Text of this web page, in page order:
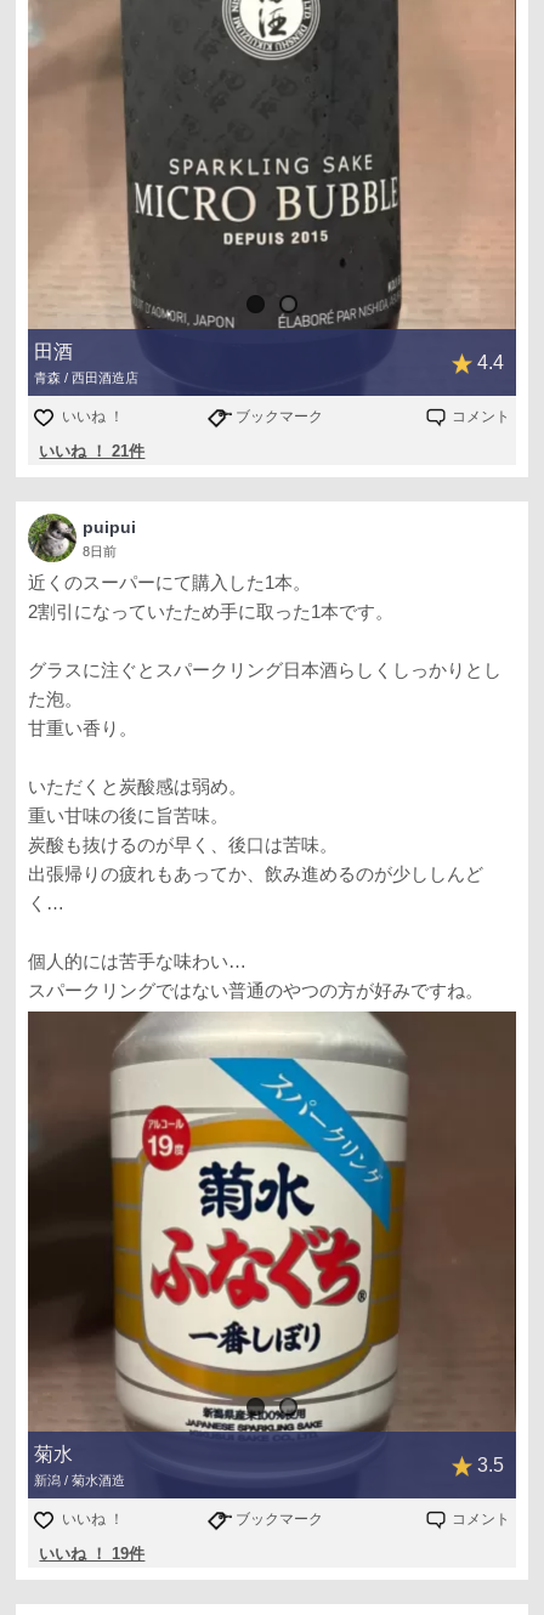
田酒
青森 / 西田酒造店
4.4
いいね ！ ブックマーク コメント
いいね ！ 21件
puipui
8日前
近くのスーパーにて購入した1本。
2割引になっていたため手に取った1本です。
グラスに注ぐとスパークリング日本酒らしくしっかりとし
た泡。
甘重い香り。
いただくと炭酸感は弱め。
重い甘味の後に旨苦味。
炭酸も抜けるのが早く、後口は苦味。
出張帰りの疲れもあってか、飲み進めるのが少ししんど
く…
個人的には苦手な味わい…
スパークリングではない普通のやつの方が好みですね。
菊水
新潟 / 菊水酒造
3.5
いいね ！ ブックマーク コメント
いいね ！ 19件